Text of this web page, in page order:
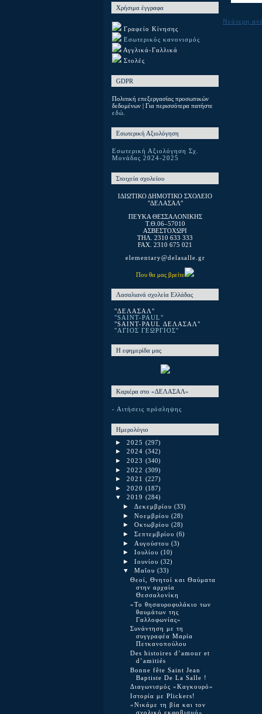
Χρήσιμα έγγραφα
Γραφείο Κίνησης
Εσωτερικός κανονισμός
Αγγλικά-Γαλλικά
Στολές
GDPR
Πολιτική επεξεργασίας προσωπικών
δεδομένων | Για περισσότερα πατήστε
εδώ.
Εσωτερική Αξιολόγηση
Εσωτερική Αξιολόγηση Σχ.
Μονάδας 2024-2025
Στοιχεία σχολείου
ΙΔΙΩΤΙΚΟ ΔΗΜΟΤΙΚΟ ΣΧΟΛΕΙΟ
"ΔΕΛΑΣΑΛ"
ΠΕΥΚΑ ΘΕΣΣΑΛΟΝΙΚΗΣ
T.Θ.06–57010
ΑΣΒΕΣΤΟΧΩΡΙ
ΤΗΛ. 2310 633 333
FAX. 2310 675 021
elementary@delasalle.gr
Που θα μας βρείτε
Λασαλιανά σχολεία Ελλάδας
"ΔΕΛΑΣΑΛ"
"SAINT-PAUL"
"SAINT-PAUL ΔΕΛΑΣΑΛ"
"ΑΓΙΟΣ ΓΕΩΡΓΙΟΣ"
Η εφημερίδα μας
Καριέρα στο «ΔΕΛΑΣΑΛ»
- Αιτήσεις πρόσληψης
Ημερολόγιο
► 2025 (297)
► 2024 (342)
► 2023 (340)
► 2022 (309)
► 2021 (227)
► 2020 (187)
▼ 2019 (284)
► Δεκεμβρίου (33)
► Νοεμβρίου (28)
► Οκτωβρίου (28)
► Σεπτεμβρίου (6)
► Αυγούστου (3)
► Ιουλίου (10)
► Ιουνίου (32)
▼ Μαΐου (33)
Θεοί, Θνητοί και Θαύματα
στην αρχαία
Θεσσαλονίκη
«Το θησαυροφυλάκιο των
θαυμάτων της
Γαλλοφωνίας»
Συνάντηση με τη
συγγραφέα Μαρία
Πετκανοπούλου
Des histoires d’amour et
d’amitiés
Bonne fête Saint Jean
Baptiste De La Salle !
Διαγωνισμός «Καγκουρό»
Ιστορία με Plickers!
«Νικάμε τη βία και τον
Νεότερη